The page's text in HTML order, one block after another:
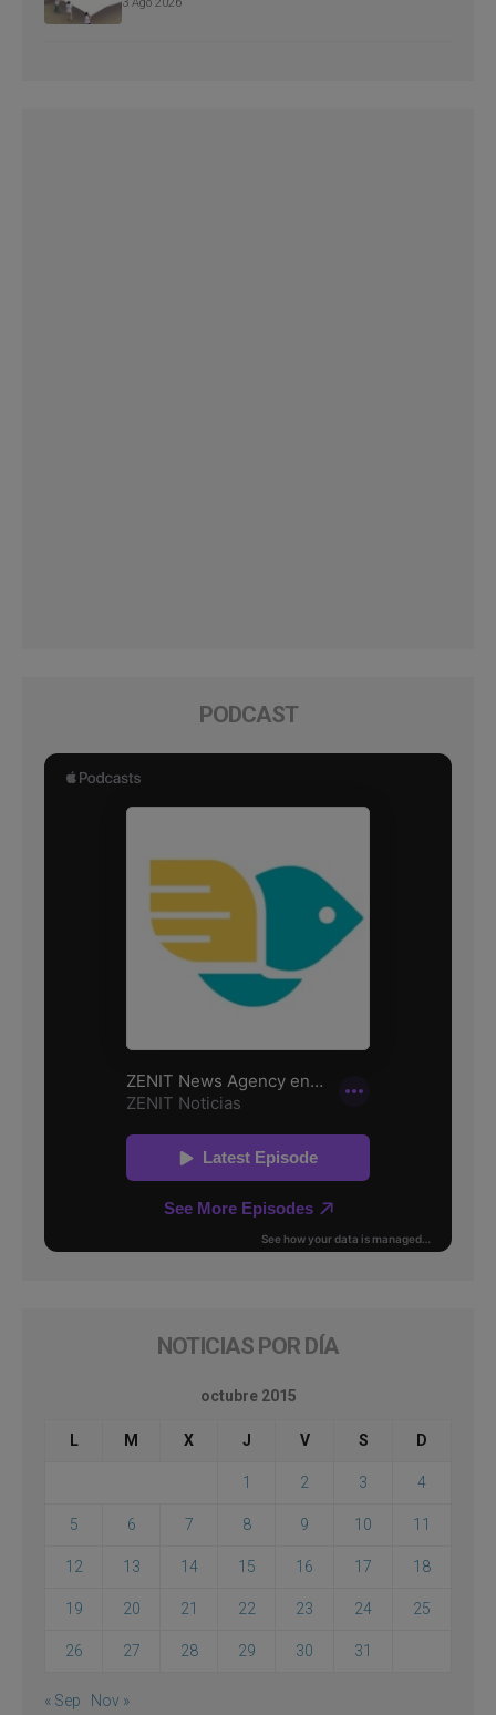
PODCAST
NOTICIAS POR DÍA
octubre 2015
L M X J V S D
1 2 3 4
5 6 7 8 9 10 11
12 13 14 15 16 17 18
19 20 21 22 23 24 25
26 27 28 29 30 31
« Sep Nov »